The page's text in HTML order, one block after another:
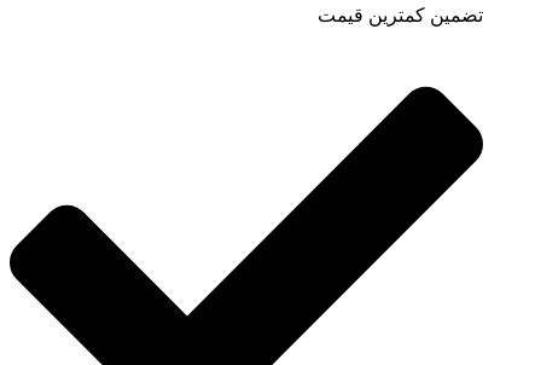
تضمین کمترین قیمت